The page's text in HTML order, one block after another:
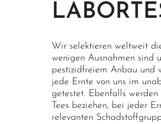
Wir selektieren weltweit
wenigen Ausnahmen sind
pestizidfreiem Anbau und
jede Ernte von uns im
getestet. Ebenfalls werden
Tees beziehen, bei jeder
relevanten